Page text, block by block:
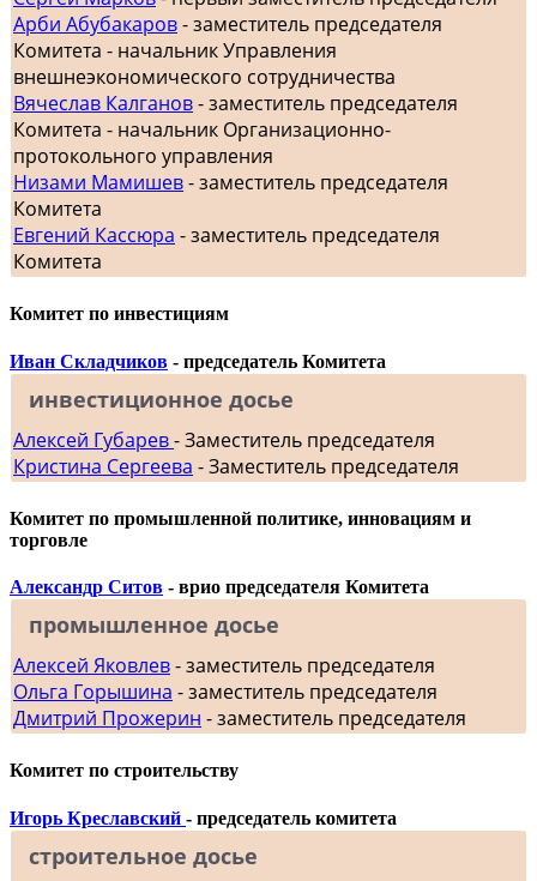
Арби Абубакаров- заместитель председателя
Комитета - начальник Управления
внешнеэкономического сотрудничества
Вячеслав Калганов- заместитель председателя
Комитета - начальник Организационно-
протокольного управления
Низами Мамишев- заместитель председателя
Комитета
Евгений Кассюра - заместитель председателя
Комитета
Комитет по инвестициям
Иван Складчиков - председатель Комитета
инвестиционное досье
Алексей Губарев- Заместитель председателя
Кристина Сергеева - Заместитель председателя
Комитет по промышленной политике, инновациям и
торговле
Александр Ситов - врио председателя Комитета
промышленное досье
Алексей Яковлев- заместитель председателя
Ольга Горышина - заместитель председателя
Дмитрий Прожерин - заместитель председателя
Комитет по строительству
Игорь Креславский - председатель комитета
строительное досье